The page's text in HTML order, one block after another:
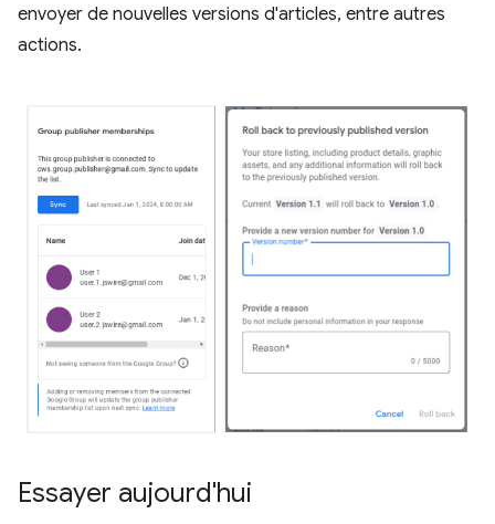
envoyer de nouvelles versions d'articles, entre autres
actions.
Essayer aujourd'hui